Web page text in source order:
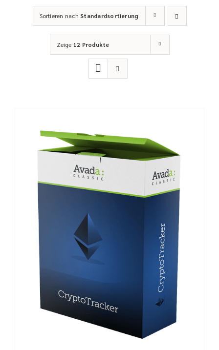
Sortieren nach Standardsortierung
Zeige 12 Produkte